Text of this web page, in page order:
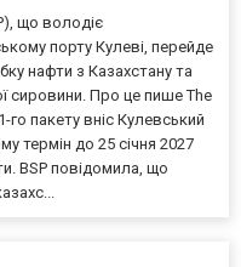
що володіє
порту Кулеві, перейде
нафти з Казахстану та
сировини. Про це пише The
пакету вніс Кулевський
термін до 25 січня 2027
BSP повідомила, що